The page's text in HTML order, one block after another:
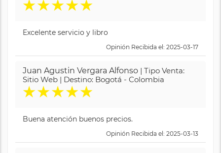
★★★★★
Excelente servicio y libro
Opinión Recibida el: 2025-03-17
Juan Agustin Vergara Alfonso | Tipo Venta:
Sitio Web | Destino: Bogotá - Colombia
★★★★★
Buena atención buenos precios.
Opinión Recibida el: 2025-03-13